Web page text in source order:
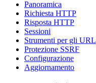
Panoramica
Richiesta HTTP
Risposta HTTP
Sessioni
Strumenti per gli URL
Protezione SSRF
Configurazione
Aggiornamento